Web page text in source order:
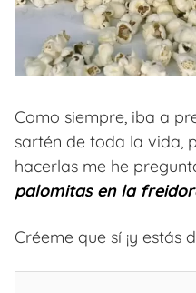
Como siempre, iba a
sartén de toda la vida,
hacerlas me he
palomitas en la
Créeme que sí ¡y estás